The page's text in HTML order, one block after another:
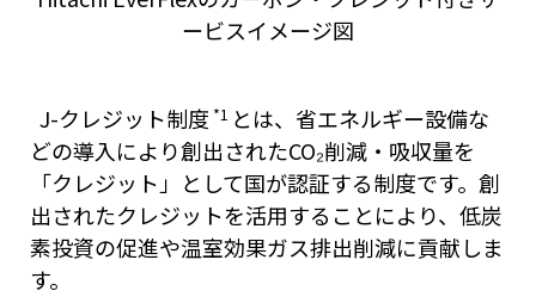
ービスイメージ図
J-クレジット制度 *1 とは、省エネルギー設備な
どの導入により創出されたCO₂削減・吸収量を
「クレジット」として国が認証する制度です。創
出されたクレジットを活用することにより、低炭
素投資の促進や温室効果ガス排出削減に貢献しま
す。